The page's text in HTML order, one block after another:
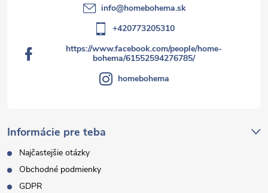
Informácie pre teba
Najčastejšie otázky
Obchodné podmienky
GDPR
info@homebohema.sk
+420773205310
https://www.facebook.com/people/home-
bohema/61552594276785/
homebohema